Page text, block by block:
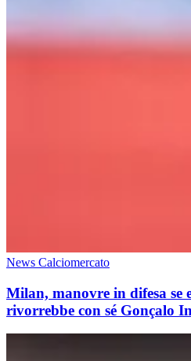
News Calciomercato
Milan, manovre in difesa se
rivorrebbe con sé Gonçalo